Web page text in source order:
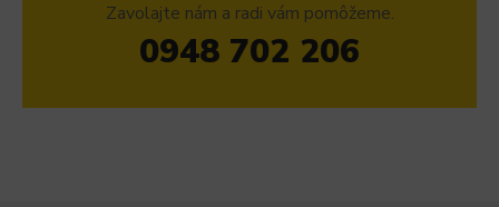
Zavolajte nám a radi vám pomôžeme.
0948 702 206